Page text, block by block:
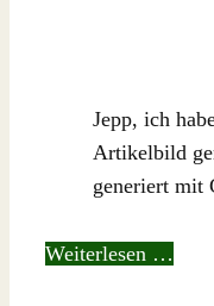
Jepp, ich
Artikelbild
generiert mit
Weiterlesen …